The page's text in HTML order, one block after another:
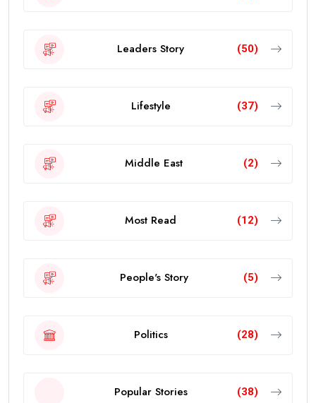
Leaders Story (50)
Lifestyle (37)
Middle East (2)
Most Read (12)
People's Story (5)
Politics (28)
Popular Stories (38)